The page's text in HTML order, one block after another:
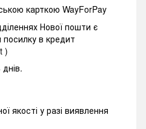
карткою WayForPay
Нової пошти є
в кредит
)
якості у разі виявлення